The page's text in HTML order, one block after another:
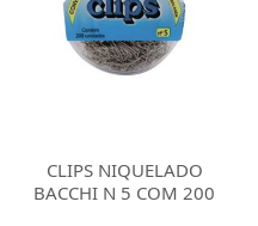
CLIPS NIQUELADO
BACCHI N 5 COM 200